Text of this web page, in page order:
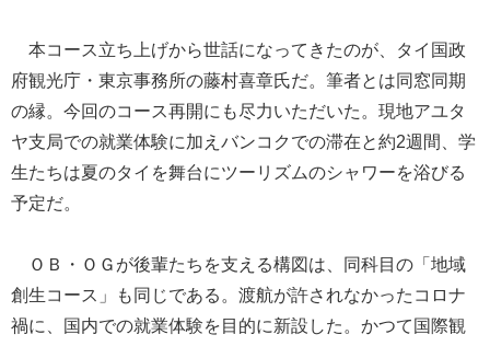
本コース立ち上げから世話になってきたのが、タイ国政
府観光庁・東京事務所の藤村喜章氏だ。筆者とは同窓同期
の縁。今回のコース再開にも尽力いただいた。現地アユタ
ヤ支局での就業体験に加えバンコクでの滞在と約2週間、学
生たちは夏のタイを舞台にツーリズムのシャワーを浴びる
予定だ。
ＯＢ・ＯＧが後輩たちを支える構図は、同科目の「地域
創生コース」も同じである。渡航が許されなかったコロナ
禍に、国内での就業体験を目的に新設した。かつて国際観